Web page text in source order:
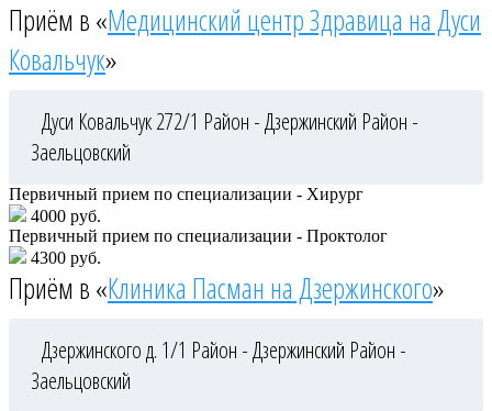
Приём в «Медицинский центр Здравица на Дуси
Ковальчук»
Дуси Ковальчук 272/1 Район - Дзержинский Район -
Заельцовский
Первичный прием по специализации - Хирург
4000 руб.
Первичный прием по специализации - Проктолог
4300 руб.
Приём в «Клиника Пасман на Дзержинского»
Дзержинского д. 1/1 Район - Дзержинский Район -
Заельцовский